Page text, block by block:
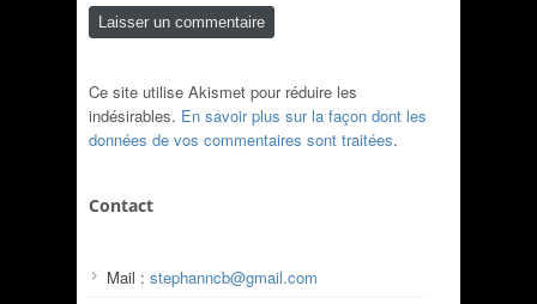
Ce site utilise Akismet pour réduire les
indésirables. En savoir plus sur la façon dont les
données de vos commentaires sont traitées.
Contact
Mail : stephanncb@gmail.com